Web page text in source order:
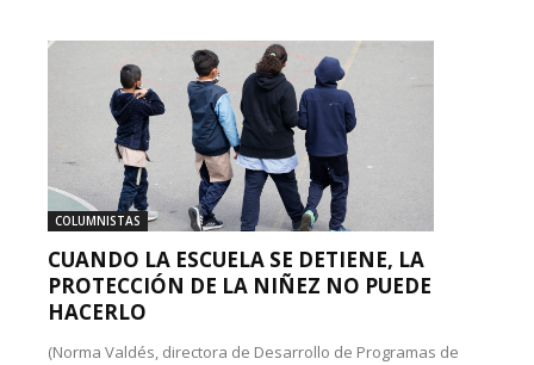
COLUMNISTAS
CUANDO LA ESCUELA SE DETIENE, LA
PROTECCIÓN DE LA NIÑEZ NO PUEDE
HACERLO
(Norma Valdés, directora de Desarrollo de Programas de